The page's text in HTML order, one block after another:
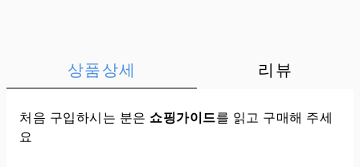
상품상세 리뷰
처음 구입하시는 분은 쇼핑가이드를 읽고 구매해 주세
요